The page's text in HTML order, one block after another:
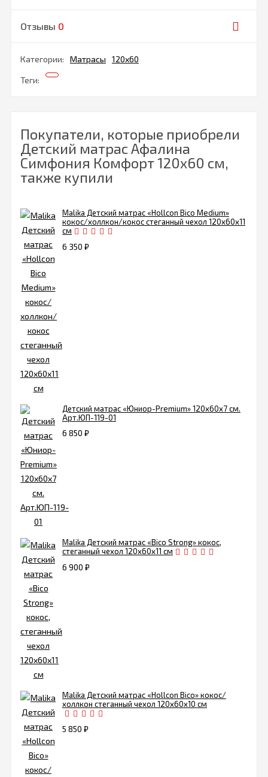
Отзывы 0
Категории: Матрасы 120х60
Теги:
Покупатели, которые приобрели
Детский матрас Афалина
Симфония Комфорт 120х60 см,
также купили
Malika Детский матрас «Hollcon Bico Medium»
кокос/холлкон/кокос стеганный чехол 120х60х11
см
6 350 ₽
Детский матрас «Юниор-Premium» 120х60х7 см.
Арт.ЮП-119-01
6 850 ₽
Malika Детский матрас «Bico Strong» кокос,
стеганный чехол 120х60х11 см
6 900 ₽
Malika Детский матрас «Hollcon Bico» кокос/
холлкон стеганный чехол 120х60х10 см
5 850 ₽